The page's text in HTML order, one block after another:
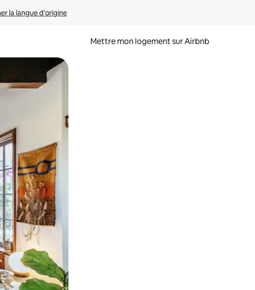
la langue d'origine
Mettre mon logement sur Airbnb
et en faisant glisser.